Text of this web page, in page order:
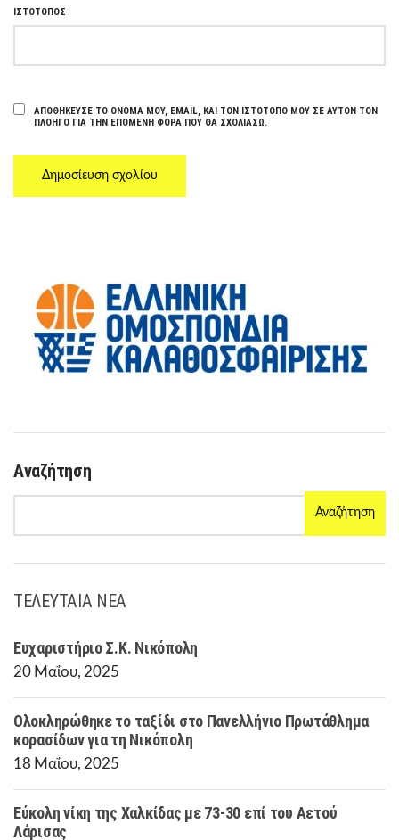
ΙΣΤΌΤΟΠΟΣ
ΑΠΟΘΉΚΕΥΣΕ ΤΟ ΌΝΟΜΆ ΜΟΥ, EMAIL, ΚΑΙ ΤΟΝ ΙΣΤΌΤΟΠΟ ΜΟΥ ΣΕ ΑΥΤΌΝ ΤΟΝ
ΠΛΟΗΓΌ ΓΙΑ ΤΗΝ ΕΠΌΜΕΝΗ ΦΟΡΆ ΠΟΥ ΘΑ ΣΧΟΛΙΆΣΩ.
Αναζήτηση
Αναζήτηση
ΤΕΛΕΥΤΑΙΑ ΝΕΑ
Ευχαριστήριο Σ.Κ. Νικόπολη
20 Μαΐου, 2025
Ολοκληρώθηκε το ταξίδι στο Πανελλήνιο Πρωτάθλημα
κορασίδων για τη Νικόπολη
18 Μαΐου, 2025
Εύκολη νίκη της Χαλκίδας με 73-30 επί του Αετού
Λάρισας